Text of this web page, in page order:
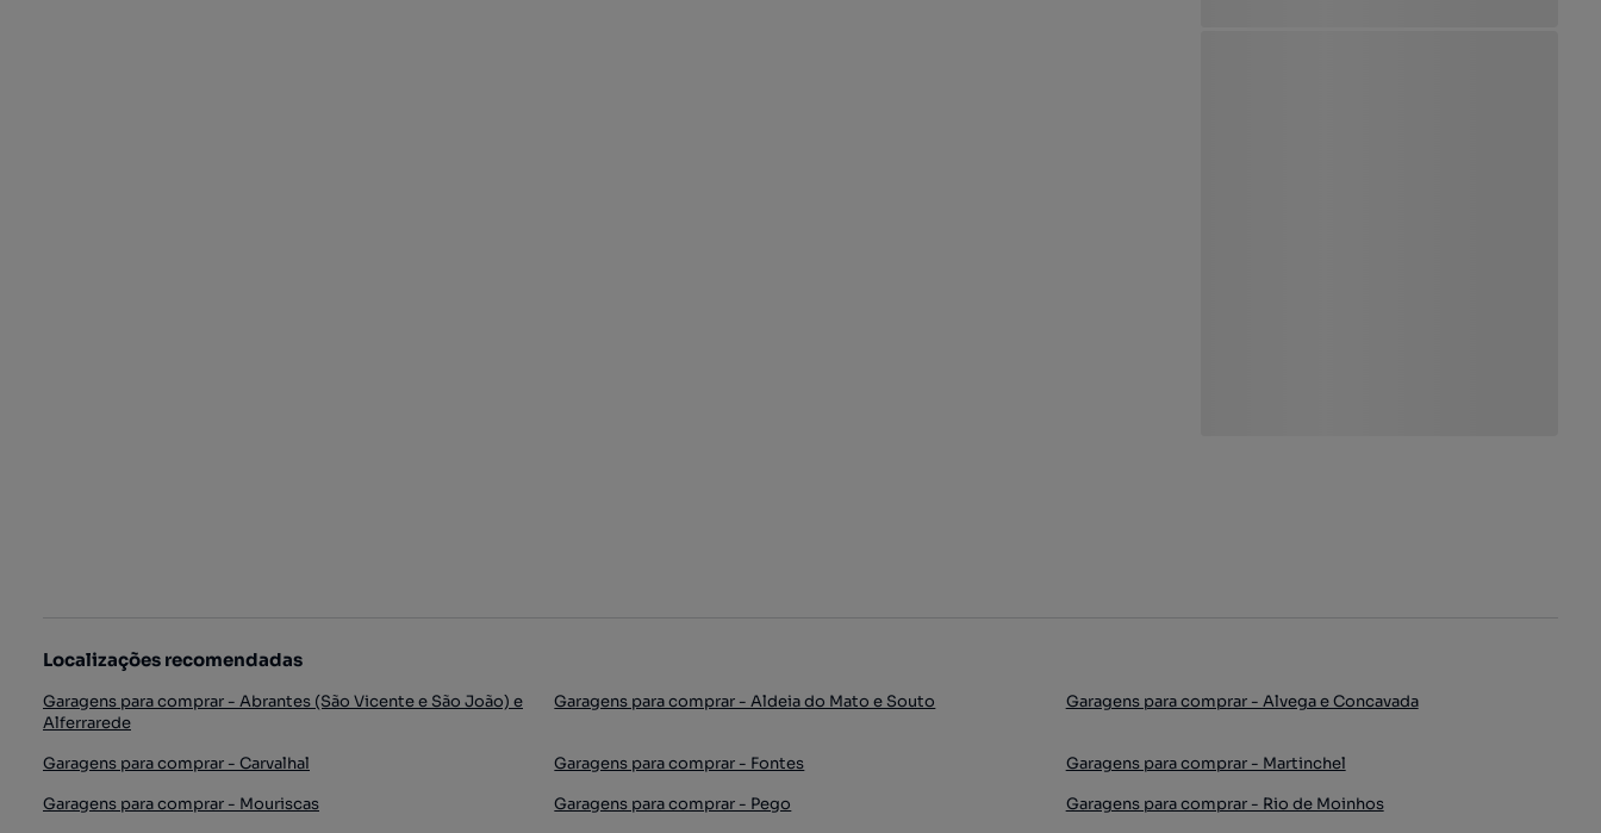
Localizações recomendadas
Garagens para comprar - Abrantes (São Vicente e São João) e
Alferrarede
Garagens para comprar - Aldeia do Mato e Souto Garagens para comprar - Alvega e Concavada
Garagens para comprar - Carvalhal Garagens para comprar - Fontes
Garagens para comprar - Martinchel
Garagens para comprar - Mouriscas
Garagens para comprar - Pego
Garagens para comprar - Rio de Moinhos